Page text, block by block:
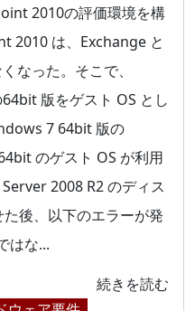
2010の評価環境を構
2010 は、Exchange と
なった。そこで、
版をゲスト OS とし
7 64bit 版の
のゲスト OS が利用
2008 R2 のディス
後、以下のエラーが発
はな...
続きを読む